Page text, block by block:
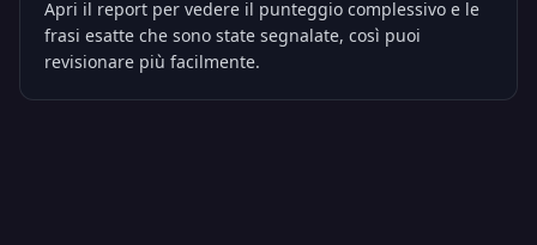
Apri il report per vedere il punteggio complessivo e le
frasi esatte che sono state segnalate, così puoi
revisionare più facilmente.